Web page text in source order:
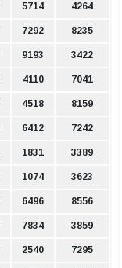
5714 4264
7292 8235
9193 3422
4110 7041
4518 8159
6412 7242
1831 3389
1074 3623
6496 8556
7834 3859
2540 7295